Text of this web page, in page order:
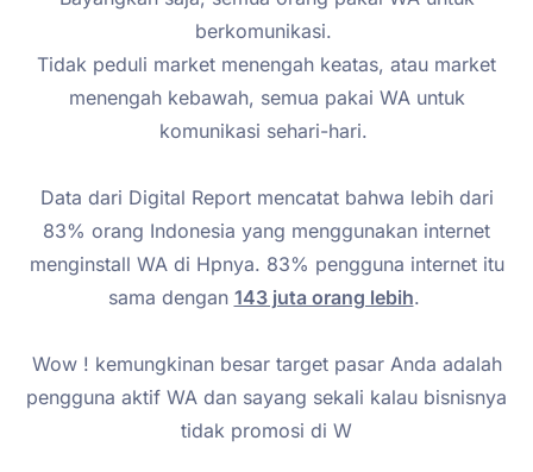
berkomunikasi.
Tidak peduli market menengah keatas, atau market
menengah kebawah, semua pakai WA untuk
komunikasi sehari-hari.
Data dari Digital Report mencatat bahwa lebih dari
83% orang Indonesia yang menggunakan internet
menginstall WA di Hpnya. 83% pengguna internet itu
sama dengan 143 juta orang lebih.
Wow ! kemungkinan besar target pasar Anda adalah
pengguna aktif WA dan sayang sekali kalau bisnisnya
tidak promosi di W